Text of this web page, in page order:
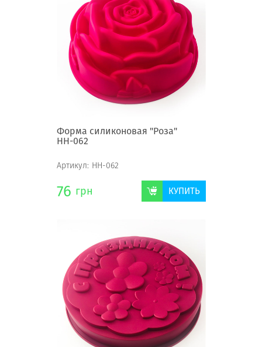
Форма силиконовая "Роза"
НН-062
Артикул: НН-062
76 грн КУПИТЬ